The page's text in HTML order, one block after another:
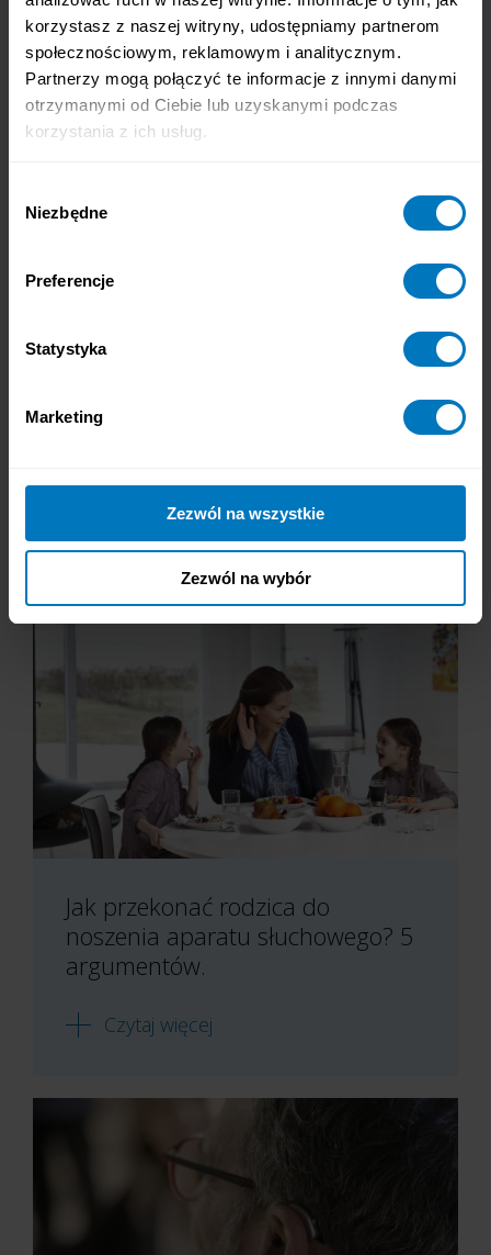
korzystasz z naszej witryny, udostępniamy partnerom
społecznościowym, reklamowym i analitycznym.
Partnerzy mogą połączyć te informacje z innymi danymi
otrzymanymi od Ciebie lub uzyskanymi podczas
korzystania z ich usług.
zgody
Niezbędne
Preferencje
Statystyka
Marketing
Zezwól na wszystkie
Zezwól na wybór
Wszystko, co musisz wiedzieć o
Przeczytaj więcej
Jak przekonać rodzica do
noszenia aparatu słuchowego? 5
argumentów.
Czytaj więcej